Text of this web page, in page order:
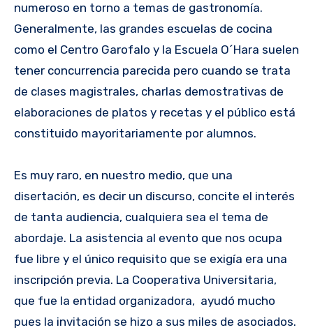
numeroso en torno a temas de gastronomía.
Generalmente, las grandes escuelas de cocina
como el Centro Garofalo y la Escuela O´Hara suelen
tener concurrencia parecida pero cuando se trata
de clases magistrales, charlas demostrativas de
elaboraciones de platos y recetas y el público está
constituido mayoritariamente por alumnos.
Es muy raro, en nuestro medio, que una
disertación, es decir un discurso, concite el interés
de tanta audiencia, cualquiera sea el tema de
abordaje. La asistencia al evento que nos ocupa
fue libre y el único requisito que se exigía era una
inscripción previa. La Cooperativa Universitaria,
que fue la entidad organizadora, ayudó mucho
pues la invitación se hizo a sus miles de asociados.